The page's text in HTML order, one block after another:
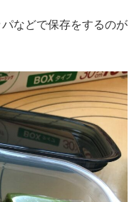
などで保存をするのが